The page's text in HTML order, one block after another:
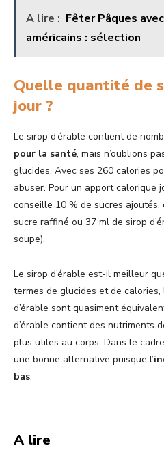
A lire : Fêter Pâques
américains : sélection
Quelle quantité de
jour ?
Le sirop d’érable contient de
pour la santé, mais n’oublions
glucides. Avec ses 260 calories
abuser. Pour un apport calorique
conseille 10 % de sucres
sucre raffiné ou 37 ml de sirop
soupe).
Le sirop d’érable est-il meilleur
termes de glucides et de
d’érable sont quasiment
d’érable contient des nutriments
plus utiles au corps. Dans le
une bonne alternative puisque l’
bas.
A lire